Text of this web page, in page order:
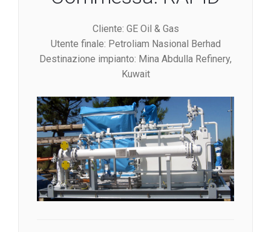
Cliente: GE Oil & Gas
Utente finale: Petroliam Nasional Berhad
Destinazione impianto: Mina Abdulla Refinery,
Kuwait